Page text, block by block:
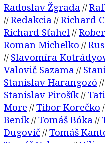
Radoslav Žgrada //
//Redakcia //Richard
Richard Sťahel//
Roman Michelko //
// Slavomíra
Valovič Sazama //
Stanislav Harangozó //
Stanislav Pirošík//
More //Tibor Korečko
Beník//Tomáš Bóka //
Dugovič//Tomáš